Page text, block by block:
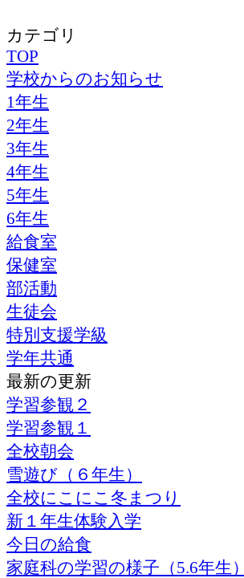
カテゴリ
TOP
学校からのお知らせ
1年生
2年生
3年生
4年生
5年生
6年生
給食室
保健室
部活動
生徒会
特別支援学級
学年共通
最新の更新
学習参観２
学習参観１
全校朝会
雪遊び（６年生）
全校にこにこ冬まつり
新１年生体験入学
今日の給食
家庭科の学習の様子（5.6年生）